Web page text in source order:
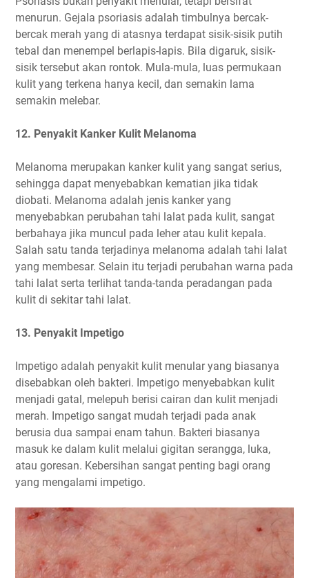
menurun. Gejala psoriasis adalah timbulnya bercak-
bercak merah yang di atasnya terdapat sisik-sisik putih
tebal dan menempel berlapis-lapis. Bila digaruk, sisik-
sisik tersebut akan rontok. Mula-mula, luas permukaan
kulit yang terkena hanya kecil, dan semakin lama
semakin melebar.
12. Penyakit Kanker Kulit Melanoma
Melanoma merupakan kanker kulit yang sangat serius,
sehingga dapat menyebabkan kematian jika tidak
diobati. Melanoma adalah jenis kanker yang
menyebabkan perubahan tahi lalat pada kulit, sangat
berbahaya jika muncul pada leher atau kulit kepala.
Salah satu tanda terjadinya melanoma adalah tahi lalat
yang membesar. Selain itu terjadi perubahan warna pada
tahi lalat serta terlihat tanda-tanda peradangan pada
kulit di sekitar tahi lalat.
13. Penyakit Impetigo
Impetigo adalah penyakit kulit menular yang biasanya
disebabkan oleh bakteri. Impetigo menyebabkan kulit
menjadi gatal, melepuh berisi cairan dan kulit menjadi
merah. Impetigo sangat mudah terjadi pada anak
berusia dua sampai enam tahun. Bakteri biasanya
masuk ke dalam kulit melalui gigitan serangga, luka,
atau goresan. Kebersihan sangat penting bagi orang
yang mengalami impetigo.